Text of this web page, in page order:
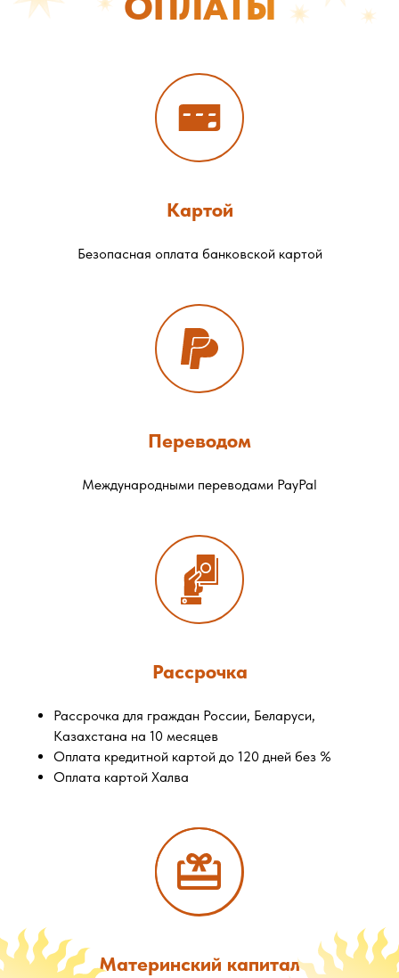
Картой
Безопасная оплата банковской картой
Переводом
Международными переводами PayPal
Рассрочка
Рассрочка для граждан России, Беларуси,
Казахстана на 10 месяцев
Оплата кредитной картой до 120 дней без %
Оплата картой Халва
Материнский капитал